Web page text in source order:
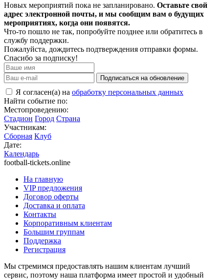
Новых мероприятий пока не запланировано. Оставьте свой
адрес электронной почты, и мы сообщим вам о будущих
мероприятиях, когда они появятся.
Что-то пошло не так, попробуйте позднее или обратитесь в
службу поддержки.
Пожалуйста, дождитесь подтверждения отправки формы.
Спасибо за подписку!
Подписаться на обновление
Я согласен(а) на обработку персональных данных
Найти событие по:
Местопроведению:
Стадион Город Страна
Участникам:
Сборная Клуб
Дате:
Календарь
football-tickets.online
На главную
VIP предложения
Договор оферты
Доставка и оплата
Контакты
Корпоративным клиентам
Большим группам
Поддержка
Регистрация
Мы стремимся предоставлять нашим клиентам лучший
сервис, поэтому наша платформа имеет простой и удобный